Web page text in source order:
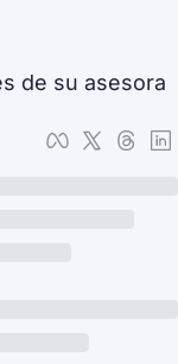
de su asesora